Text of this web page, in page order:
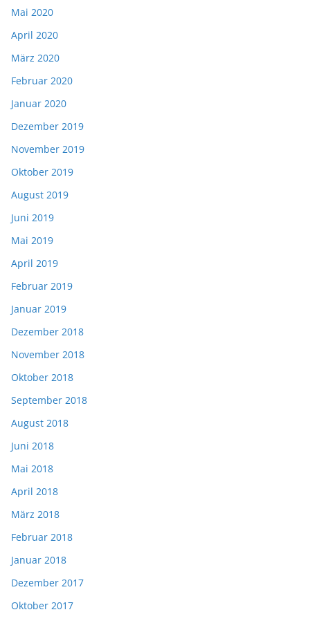
Mai 2020
April 2020
März 2020
Februar 2020
Januar 2020
Dezember 2019
November 2019
Oktober 2019
August 2019
Juni 2019
Mai 2019
April 2019
Februar 2019
Januar 2019
Dezember 2018
November 2018
Oktober 2018
September 2018
August 2018
Juni 2018
Mai 2018
April 2018
März 2018
Februar 2018
Januar 2018
Dezember 2017
Oktober 2017